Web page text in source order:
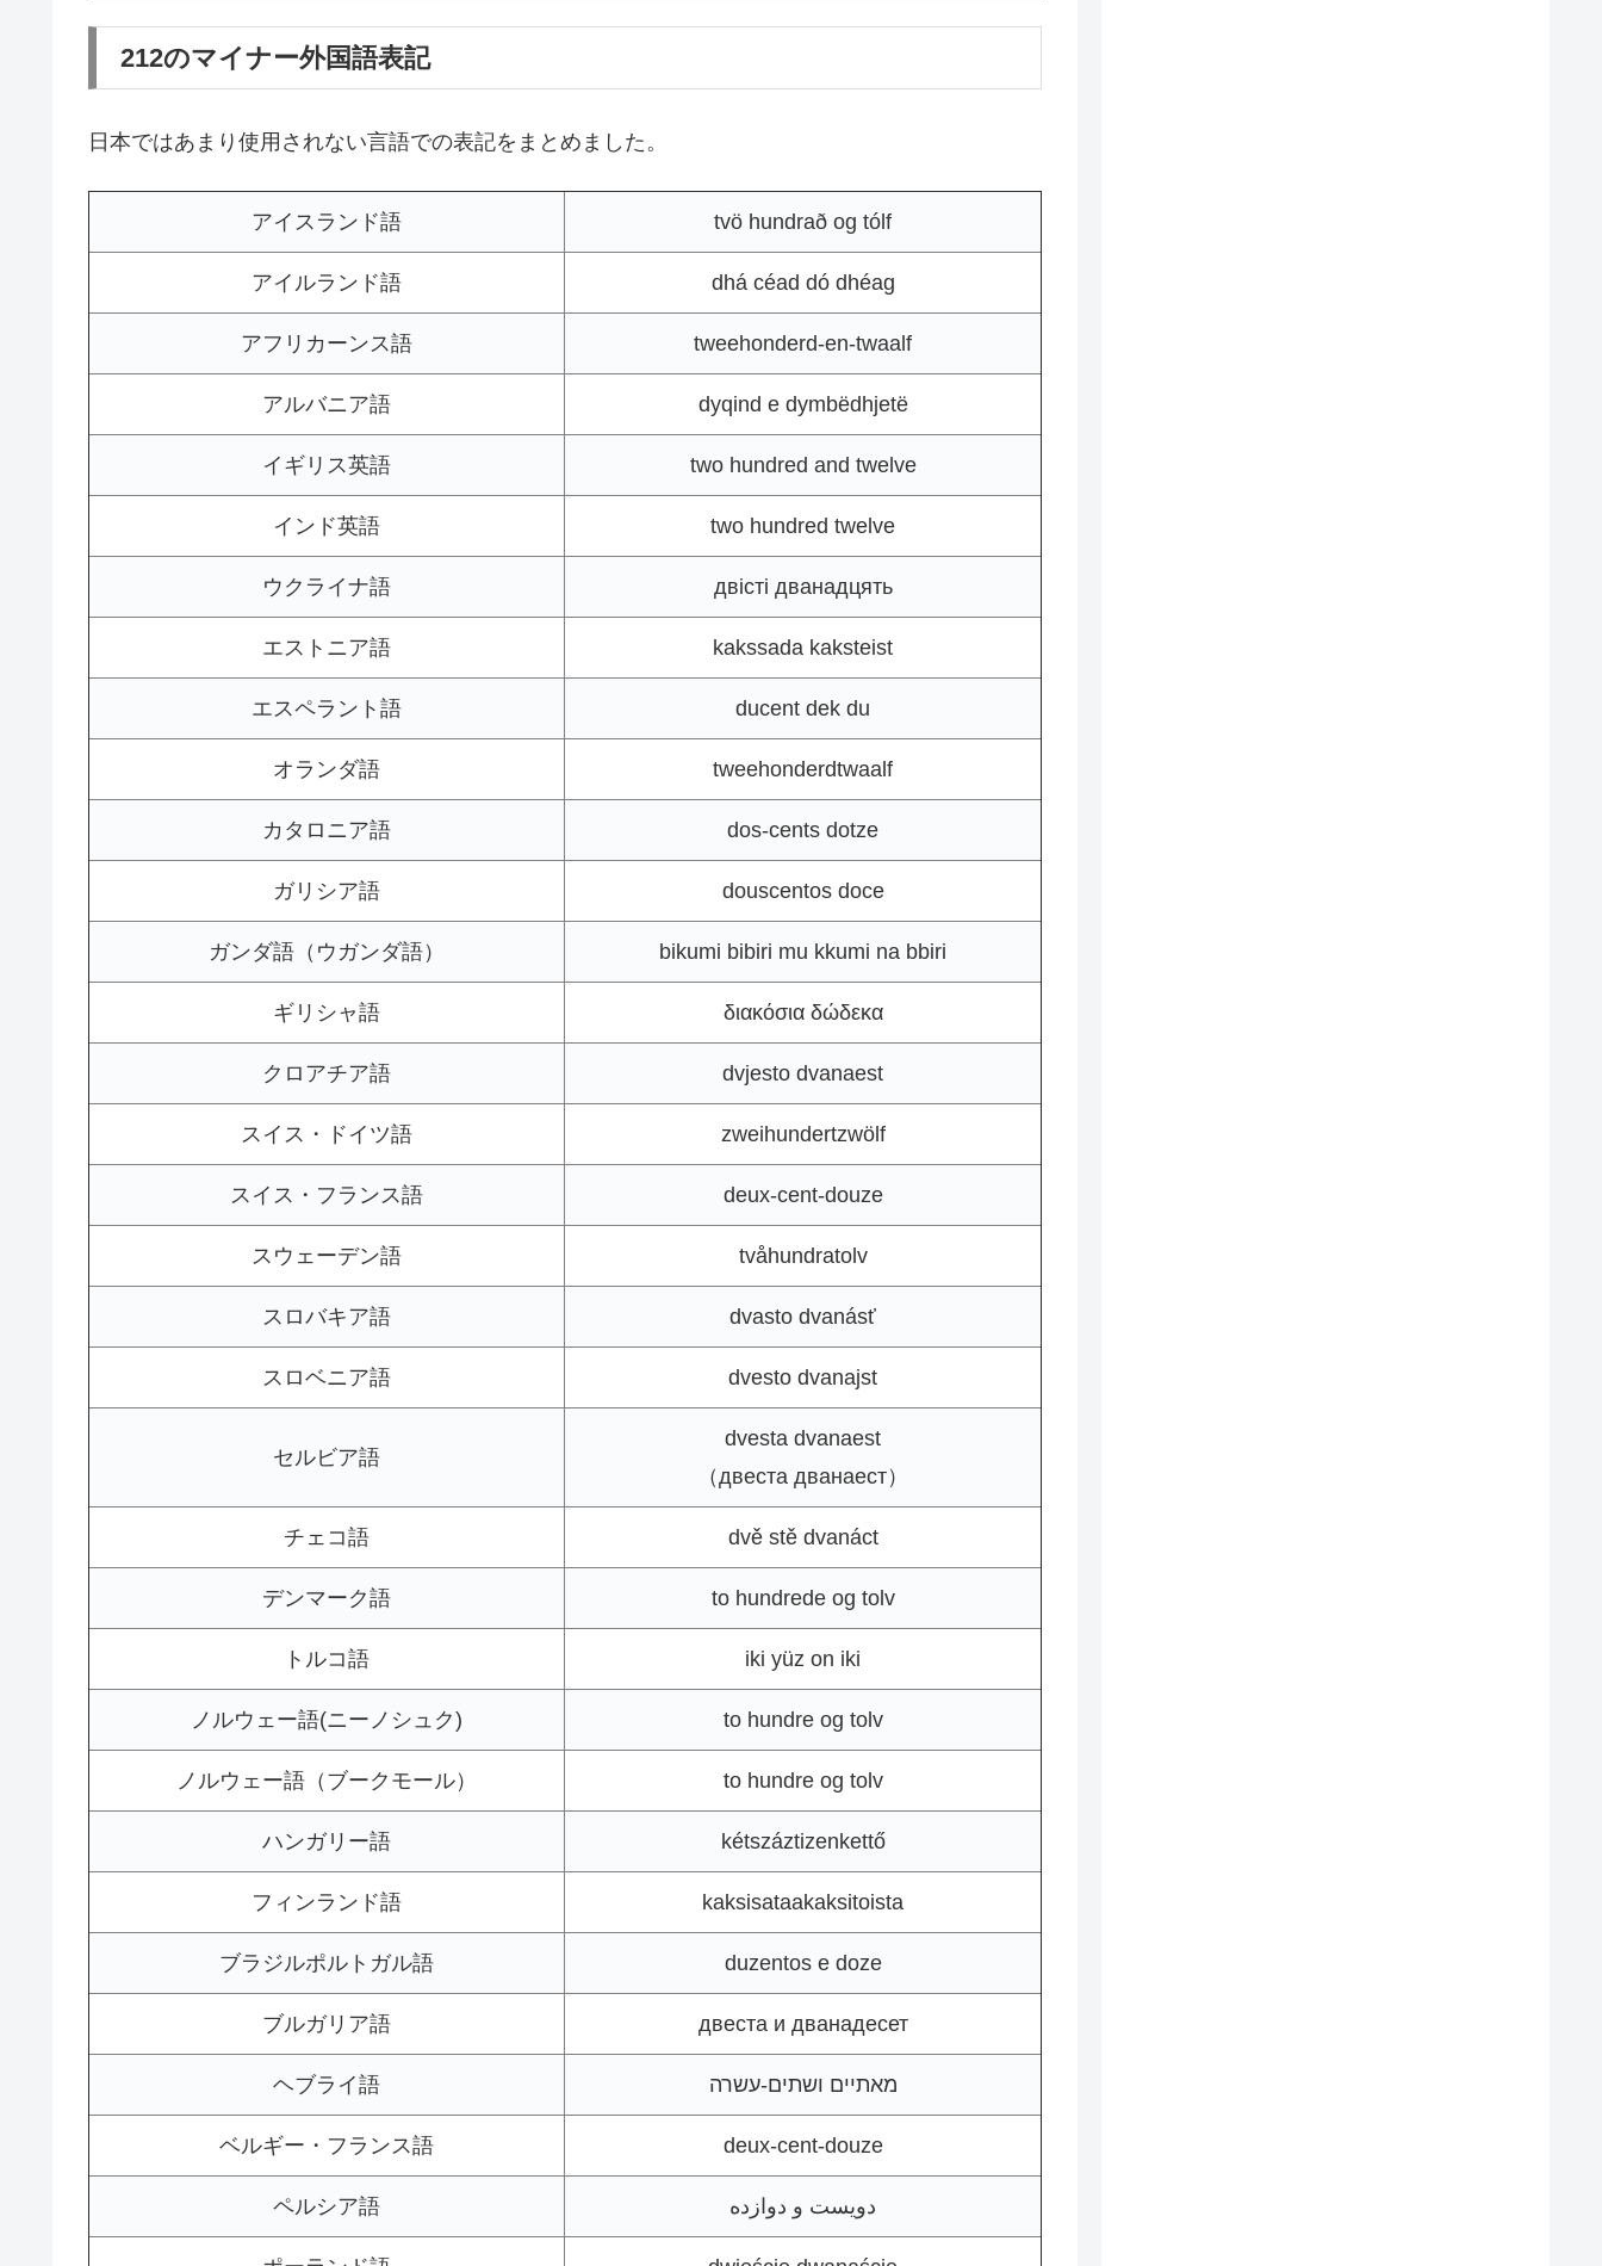
212のマイナー外国語表記
日本ではあまり使用されない言語での表記をまとめました。
アイスランド語 tvö hundrað og tólf
アイルランド語 dhá céad dó dhéag
アフリカーンス語 tweehonderd-en-twaalf
アルバニア語 dyqind e dymbëdhjetë
イギリス英語 two hundred and twelve
インド英語 two hundred twelve
ウクライナ語 двісті дванадцять
エストニア語 kakssada kaksteist
エスペラント語 ducent dek du
オランダ語 tweehonderdtwaalf
カタロニア語 dos-cents dotze
ガリシア語 douscentos doce
ガンダ語（ウガンダ語） bikumi bibiri mu kkumi na bbiri
ギリシャ語 διακόσια δώδεκα
クロアチア語 dvjesto dvanaest
スイス・ドイツ語 zweihundertzwölf
スイス・フランス語 deux-cent-douze
スウェーデン語 tvåhundratolv
スロバキア語 dvasto dvanásť
スロベニア語 dvesto dvanajst
セルビア語
dvesta dvanaest
（двеста дванаест）
チェコ語 dvě stě dvanáct
デンマーク語 to hundrede og tolv
トルコ語 iki yüz on iki
ノルウェー語(ニーノシュク) to hundre og tolv
ノルウェー語（ブークモール） to hundre og tolv
ハンガリー語 kétszáztizenkettő
フィンランド語 kaksisataakaksitoista
ブラジルポルトガル語 duzentos e doze
ブルガリア語 двеста и дванадесет
ヘブライ語 מאתיים ושתים-עשרה
ベルギー・フランス語 deux-cent-douze
ペルシア語 دویست و دوازده